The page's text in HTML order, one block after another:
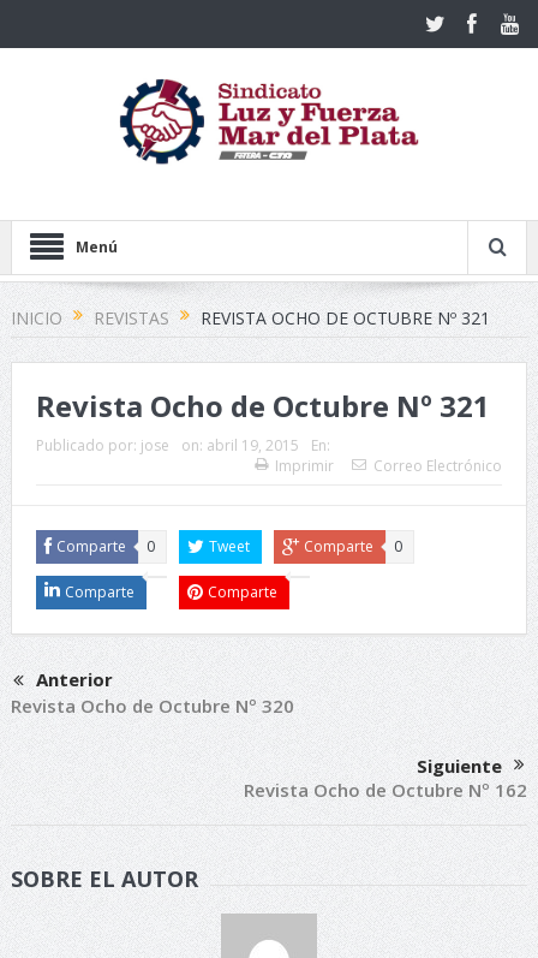
Menú
INICIO REVISTAS REVISTA OCHO DE OCTUBRE Nº 321
Revista Ocho de Octubre Nº 321
Publicado por: jose on: abril 19, 2015
En:
Imprimir
Correo Electrónico
Comparte 0 Tweet Comparte 0
Comparte Comparte
Anterior
Revista Ocho de Octubre Nº 320
Siguiente
Revista Ocho de Octubre Nº 162
SOBRE EL AUTOR